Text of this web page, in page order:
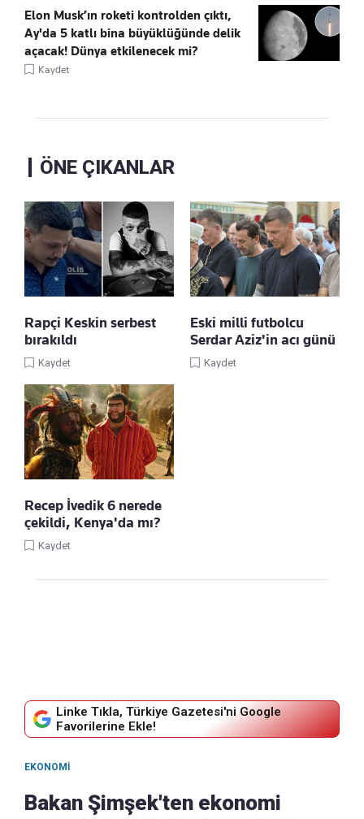
Elon Musk’ın roketi kontrolden çıktı,
Ay'da 5 katlı bina büyüklüğünde delik
açacak! Dünya etkilenecek mi?
Kaydet
ÖNE ÇIKANLAR
Rapçi Keskin serbest
bırakıldı
Kaydet
Eski milli futbolcu
Serdar Aziz'in acı günü
Kaydet
Recep İvedik 6 nerede
çekildi, Kenya'da mı?
Kaydet
Linke Tıkla, Türkiye Gazetesi'ni Google
Favorilerine Ekle!
EKONOMI
Bakan Şimşek'ten ekonomi